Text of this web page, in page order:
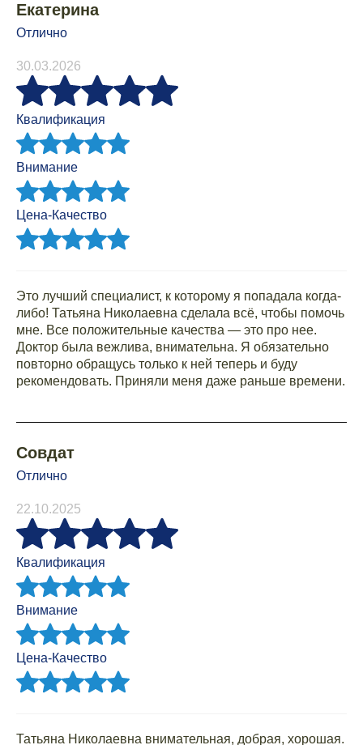
Екатерина
Отлично
30.03.2026
Квалификация
Внимание
Цена-Качество
Это лучший специалист, к которому я попадала когда-
либо! Татьяна Николаевна сделала всё, чтобы помочь
мне. Все положительные качества — это про нее.
Доктор была вежлива, внимательна. Я обязательно
повторно обращусь только к ней теперь и буду
рекомендовать. Приняли меня даже раньше времени.
Совдат
Отлично
22.10.2025
Квалификация
Внимание
Цена-Качество
Татьяна Николаевна внимательная, добрая, хорошая.